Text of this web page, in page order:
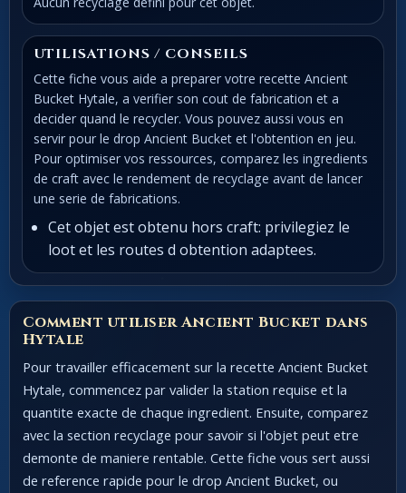
UTILISATIONS / CONSEILS
Cette fiche vous aide a preparer votre recette Ancient
Bucket Hytale, a verifier son cout de fabrication et a
decider quand le recycler. Vous pouvez aussi vous en
servir pour le drop Ancient Bucket et l'obtention en jeu.
Pour optimiser vos ressources, comparez les ingredients
de craft avec le rendement de recyclage avant de lancer
une serie de fabrications.
Cet objet est obtenu hors craft: privilegiez le
loot et les routes d obtention adaptees.
Comment utiliser Ancient Bucket dans
Hytale
Pour travailler efficacement sur la recette Ancient Bucket
Hytale, commencez par valider la station requise et la
quantite exacte de chaque ingredient. Ensuite, comparez
avec la section recyclage pour savoir si l'objet peut etre
demonte de maniere rentable. Cette fiche vous sert aussi
de reference rapide pour le drop Ancient Bucket, ou